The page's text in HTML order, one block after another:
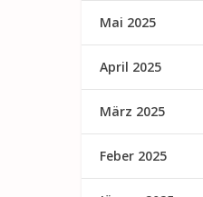
Mai 2025
April 2025
März 2025
Feber 2025